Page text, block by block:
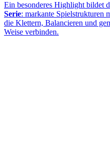
Ein besonderes Highlight bildet
Serie: markante Spielstrukturen
die Klettern, Balancieren und
Weise verbinden.